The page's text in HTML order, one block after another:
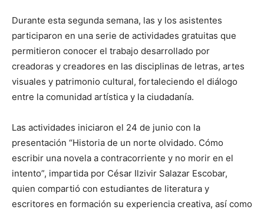
Durante esta segunda semana, las y los asistentes
participaron en una serie de actividades gratuitas que
permitieron conocer el trabajo desarrollado por
creadoras y creadores en las disciplinas de letras, artes
visuales y patrimonio cultural, fortaleciendo el diálogo
entre la comunidad artística y la ciudadanía.
Las actividades iniciaron el 24 de junio con la
presentación “Historia de un norte olvidado. Cómo
escribir una novela a contracorriente y no morir en el
intento”, impartida por César Ilzivir Salazar Escobar,
quien compartió con estudiantes de literatura y
escritores en formación su experiencia creativa, así como